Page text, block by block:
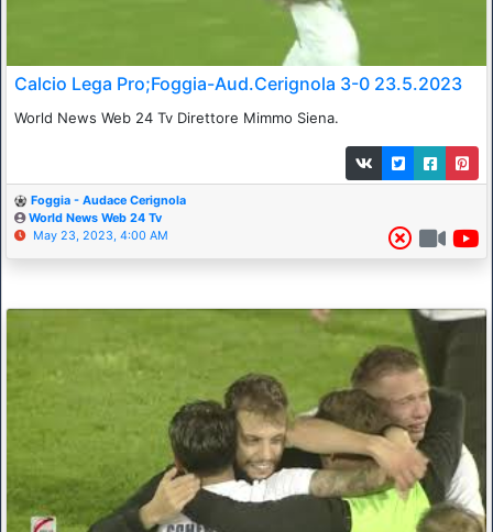
Calcio Lega Pro;Foggia-Aud.Cerignola 3-0 23.5.2023
World News Web 24 Tv Direttore Mimmo Siena.
Foggia - Audace Cerignola
World News Web 24 Tv
May 23, 2023, 4:00 AM